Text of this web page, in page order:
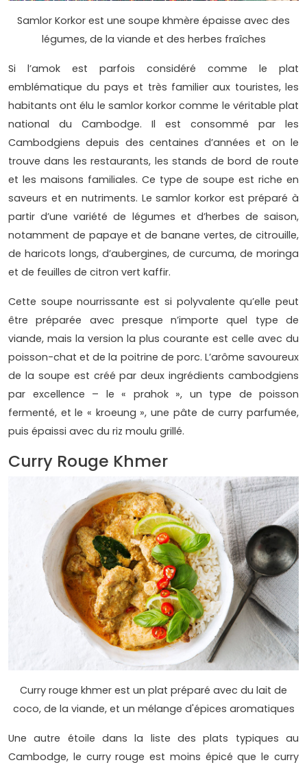
Samlor Korkor est une soupe khmère épaisse avec des
légumes, de la viande et des herbes fraîches
Si l’amok est parfois considéré comme le plat
emblématique du pays et très familier aux touristes, les
habitants ont élu le samlor korkor comme le véritable plat
national du Cambodge. Il est consommé par les
Cambodgiens depuis des centaines d’années et on le
trouve dans les restaurants, les stands de bord de route
et les maisons familiales. Ce type de soupe est riche en
saveurs et en nutriments. Le samlor korkor est préparé à
partir d’une variété de légumes et d’herbes de saison,
notamment de papaye et de banane vertes, de citrouille,
de haricots longs, d’aubergines, de curcuma, de moringa
et de feuilles de citron vert kaffir.
Cette soupe nourrissante est si polyvalente qu’elle peut
être préparée avec presque n’importe quel type de
viande, mais la version la plus courante est celle avec du
poisson-chat et de la poitrine de porc. L’arôme savoureux
de la soupe est créé par deux ingrédients cambodgiens
par excellence – le « prahok », un type de poisson
fermenté, et le « kroeung », une pâte de curry parfumée,
puis épaissi avec du riz moulu grillé.
Curry Rouge Khmer
Curry rouge khmer est un plat préparé avec du lait de
coco, de la viande, et un mélange d'épices aromatiques
Une autre étoile dans la liste des plats typiques au
Cambodge, le curry rouge est moins épicé que le curry